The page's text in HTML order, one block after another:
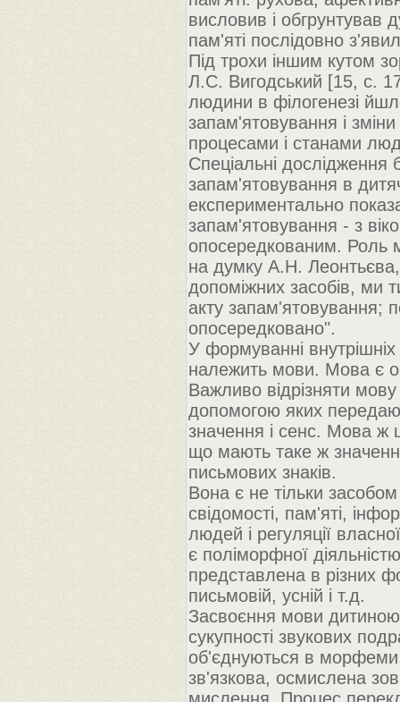
висловив і обгрунтував
пам'яті послідовно
Під трохи іншим кутом
Л.С. Вигодський [15, c.
людини в філогенезі
запам'ятовування і
процесами і станами
Спеціальні дослідження
запам'ятовування в
експериментально
запам'ятовування - з
опосередкованим. Роль
на думку А.Н.
допоміжних засобів, ми
акту запам'ятовування;
опосередковано".
У формуванні
належить мови. Мова є
Важливо відрізняти
допомогою яких
значення і сенс. Мова ж
що мають таке ж
письмових знаків.
Вона є не тільки
свідомості, пам'яті,
людей і регуляції
є поліморфної
представлена в різних
письмовій, усній і т.д.
Засвоєння мови дитиною
сукупності звукових
об'єднуються в
зв'язкова, осмислена